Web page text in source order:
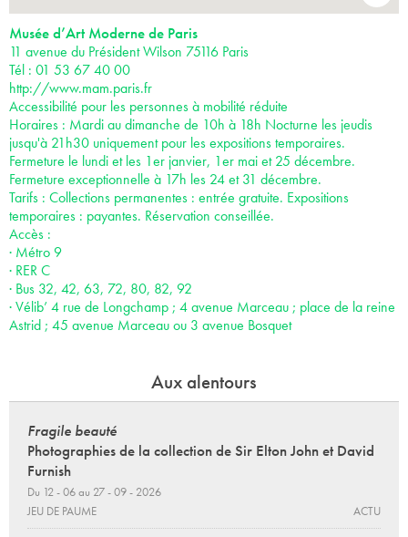
Musée d’Art Moderne de Paris
11 avenue du Président Wilson 75116 Paris
Tél : 01 53 67 40 00
http://www.mam.paris.fr
Accessibilité pour les personnes à mobilité réduite
Horaires : Mardi au dimanche de 10h à 18h Nocturne les jeudis
jusqu'à 21h30 uniquement pour les expositions temporaires.
Fermeture le lundi et les 1er janvier, 1er mai et 25 décembre.
Fermeture exceptionnelle à 17h les 24 et 31 décembre.
Tarifs : Collections permanentes : entrée gratuite. Expositions
temporaires : payantes. Réservation conseillée.
Accès :
· Métro 9
· RER C
· Bus 32, 42, 63, 72, 80, 82, 92
· Vélib’ 4 rue de Longchamp ; 4 avenue Marceau ; place de la reine
Astrid ; 45 avenue Marceau ou 3 avenue Bosquet
Aux alentours
Fragile beauté
Photographies de la collection de Sir Elton John et David
Furnish
Du 12 - 06 au 27 - 09 - 2026
JEU DE PAUME
ACTU